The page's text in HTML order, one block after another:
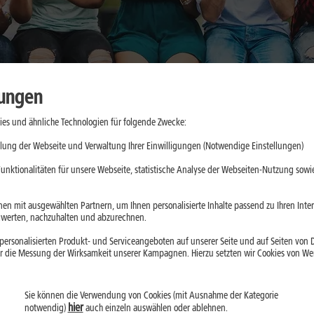
unterstützt
und
sinnvoll nutzt
Beurteilung
und ähnliche Technologien für folgende Zwecke:
der Webseite und Verwaltung Ihrer Einwilligungen (Notwendige Einstellungen)
für unsere Webseite, statistische Analyse der Webseiten-Nutzung
mit ausgewählten Partnern, um Ihnen personalisierte Inhalte passend zu Ihren
nachzuhalten und abzurechnen.
Produkt- und Serviceangeboten auf unserer Seite und auf Seiten von
Messung der Wirksamkeit unserer Kampagnen. Hierzu setzten wir Cookies von
Sie können die Verwendung von Cookies (mit Ausnahme der Kategorie
notwendig) hierauch einzeln auswählen oder ablehnen.